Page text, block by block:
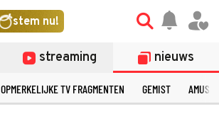
stem nu!
streaming nieuws
OPMERKELIJKE TV FRAGMENTEN GEMIST